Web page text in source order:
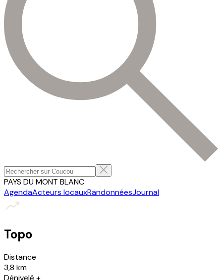
PAYS DU MONT BLANC
AgendaActeurs locauxRandonnéesJournal
Topo
Distance
3,8 km
Dénivelé +